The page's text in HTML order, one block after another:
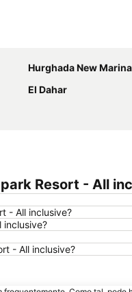
Hurghada New Marina
El Dahar
Resort - All
- All inclusive?
inclusive?
- All inclusive?